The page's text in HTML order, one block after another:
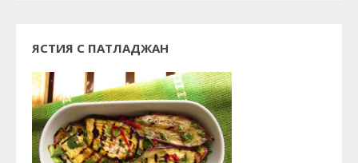
ЯСТИЯ С ПАТЛАДЖАН